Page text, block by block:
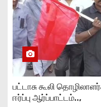
பட்டாசு கூலி
ஈர்ப்பு ஆர்ப்பாட்டம்..,